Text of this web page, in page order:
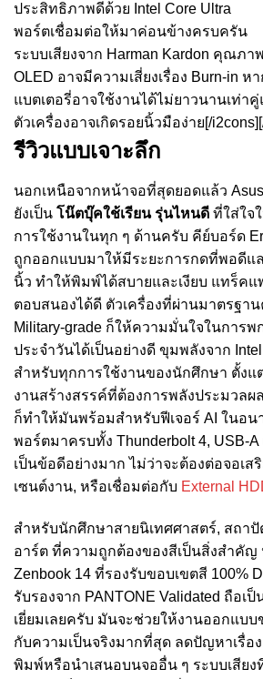
ประสิทธิภาพดีด้วย Intel Core Ultra
พอร์ตเชื่อมต่อให้มาค่อนข้างครบครัน
ระบบเสียงจาก Harman Kardon คุณภา
OLED อาจมีความเสี่ยงเรื่อง Burn-in ห
แบตเตอรี่อาจใช้งานได้ไม่ยาวนานเท่า
ตัวเครื่องอาจเกิดรอยนิ้วมือง่าย[/
รีวิวแบบเจาะลึก
นอกเหนือจากหน้าจอที่สุดยอดแล้ว Asus
ยังเป็น โน๊ตบุ๊คใช้เรียน รุ่นไหนดี ที่ใส่ใจ
การใช้งานในทุก ๆ ด้านครับ คีย์บอร์ด
ถูกออกแบบมาให้มีระยะการกดที่พอดีแ
นิ้ว ทำให้พิมพ์ได้สบายและเงียบ แทร็ค
ตอบสนองได้ดี ตัวเครื่องที่ผ่านมาตรฐา
Military-grade ก็ให้ความมั่นใจในการ
ประจำวันได้เป็นอย่างดี ขุมพลังจาก
สำหรับทุกการใช้งานของนักศึกษา ตั้งแ
งานสร้างสรรค์ที่ต้องการพลังประมวลผ
ก็ทำให้มันพร้อมสำหรับฟีเจอร์ AI ในอน
พอร์ตมาครบทั้ง Thunderbolt 4, USB-A
เป็นข้อดีอย่างมาก ไม่ว่าจะต้องต่อจอเส
เซนต์งาน, หรือเชื่อมต่อกับ External
สำหรับนักศึกษาสายนิเทศศาสตร์, สถา
อาร์ต ที่ความถูกต้องของสีเป็นสิ่งสำคัญ
Zenbook 14 ที่รองรับขอบเขตสี 100%
รับรองจาก PANTONE Validated ถือเ
เยี่ยมเลยครับ มันจะช่วยให้งานออกแบบ
กับความเป็นจริงมากที่สุด ลดปัญหาเรื่อง
พิมพ์หรือนำเสนอบนจออื่น ๆ ระบบเสียง